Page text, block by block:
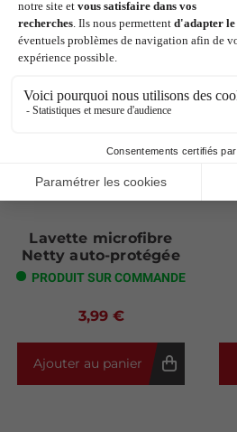
Lavette microfibre
Netty auto-protégée
PRODUIT SUR COMMANDE
3,99 €
Ajouter au panier